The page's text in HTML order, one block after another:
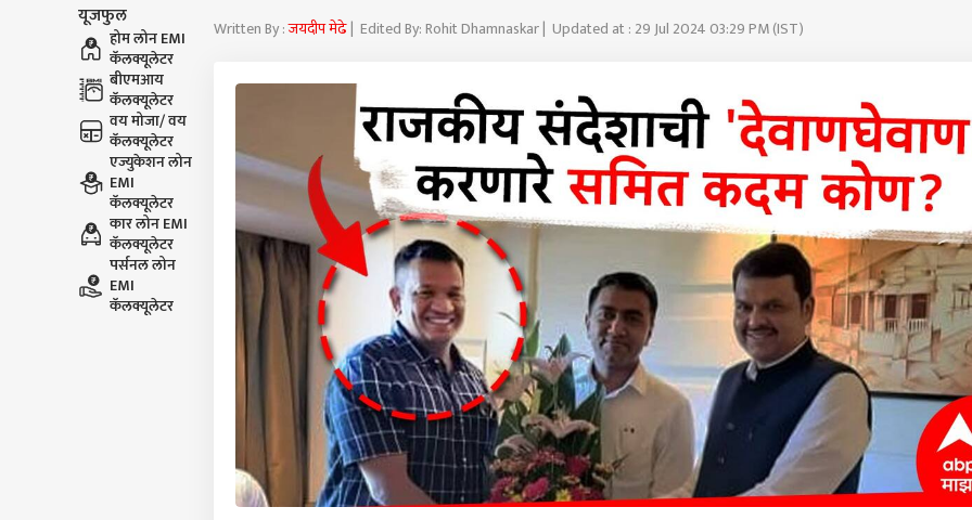
यूजफुल
होम लोन EMI
कॅलक्यूलेटर
बीएमआय
कॅलक्यूलेटर
वय मोजा/ वय
कॅलक्यूलेटर
एज्युकेशन लोन
EMI
कॅलक्यूलेटर
कार लोन EMI
कॅलक्यूलेटर
पर्सनल लोन
EMI
कॅलक्यूलेटर
Written By :जयदीप मेढे| Edited By: Rohit Dhamnaskar | Updated at : 29 Jul 2024 03:29 PM (IST)